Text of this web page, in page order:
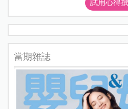
試用心得
當期雜誌